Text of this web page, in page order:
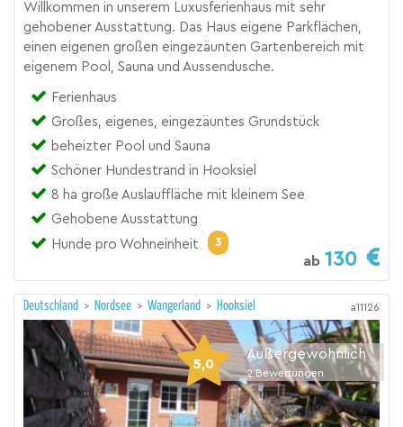
Willkommen in unserem Luxusferienhaus mit sehr
gehobener Ausstattung. Das Haus eigene Parkflächen,
einen eigenen großen eingezäunten Gartenbereich mit
eigenem Pool, Sauna und Aussendusche.
Ferienhaus
Großes, eigenes, eingezäuntes Grundstück
beheizter Pool und Sauna
Schöner Hundestrand in Hooksiel
8 ha große Auslauffläche mit kleinem See
Gehobene Ausstattung
Hunde pro Wohneinheit
3
ab 130
Deutschland > Nordsee > Wangerland > Hooksiel a11126
5,0
Außergewöhnlich
2 Bewertungen